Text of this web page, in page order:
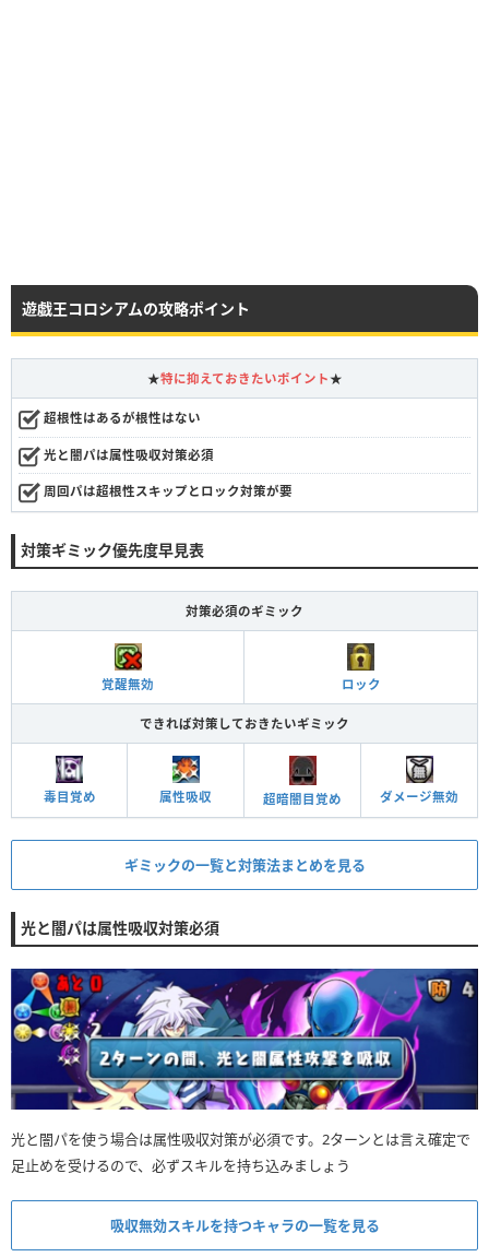
遊戯王コロシアムの攻略ポイント
★特に抑えておきたいポイント★
超根性はあるが根性はない
光と闇パは属性吸収対策必須
周回パは超根性スキップとロック対策が要
対策ギミック優先度早見表
対策必須のギミック
覚醒無効 ロック
できれば対策しておきたいギミック
毒目覚め 属性吸収 超暗闇目覚め ダメージ無効
ギミックの一覧と対策法まとめを見る
光と闇パは属性吸収対策必須
光と闇パを使う場合は属性吸収対策が必須です。2ターンとは言え確定で
足止めを受けるので、必ずスキルを持ち込みましょう
吸収無効スキルを持つキャラの一覧を見る